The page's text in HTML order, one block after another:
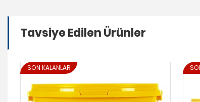
Tavsiye Edilen Ürünler
SON KALANLAR